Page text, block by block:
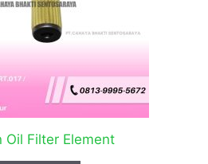
Oil Filter Element